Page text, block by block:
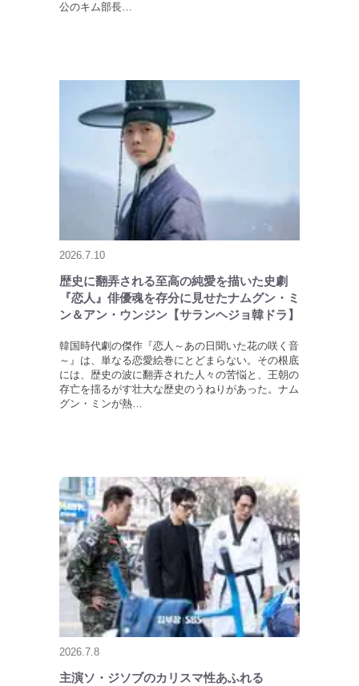
公のキム部長…
2026.7.10
歴史に翻弄される至高の純愛を描いた史劇
『恋人』俳優魂を存分に見せたナムグン・ミ
ン＆アン・ウンジン【サランヘジョ韓ドラ】
韓国時代劇の傑作『恋人～あの日聞いた花の咲く音
～』は、単なる恋愛絵巻にとどまらない。その根底
には、歴史の波に翻弄された人々の苦悩と、王朝の
存亡を揺るがす壮大な歴史のうねりがあった。ナム
グン・ミンが熱…
2026.7.8
主演ソ・ジソブのカリスマ性あふれる